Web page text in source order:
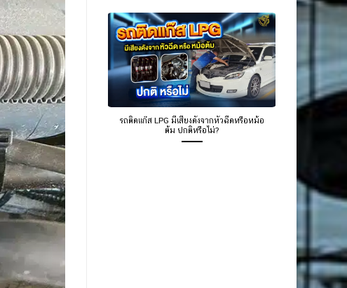
รถติดแก๊ส LPG มีเสียงดังจากหัวฉีดหรือหม้อ
ต้ม ปกติหรือไม่?